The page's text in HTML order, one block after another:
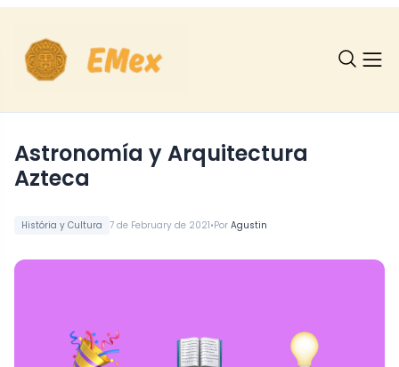
História y Cultura 7 de February de 2021•Por Agustin
Astronomía y Arquitectura
Azteca